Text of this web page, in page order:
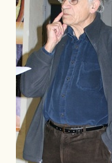
Mon compte